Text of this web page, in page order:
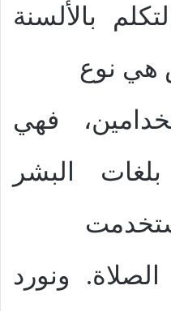
بالألسنة
هي نوع
فهي
بلغات البشر
ونورد